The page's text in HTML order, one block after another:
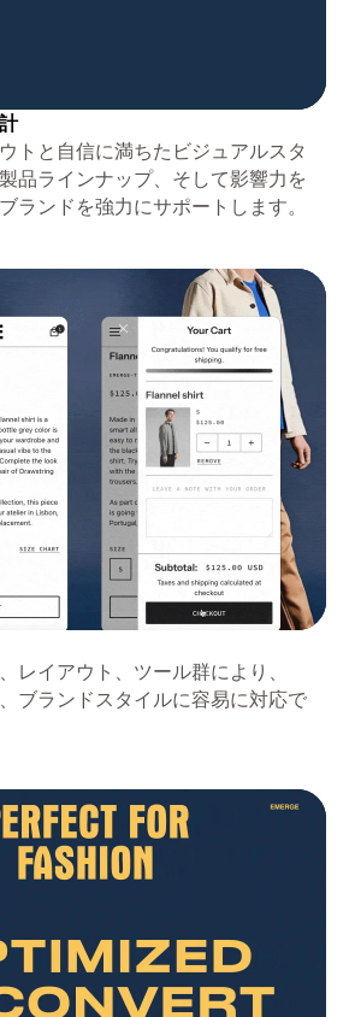
トと自信に満ちたビジュアルスタ
品ラインナップ、そして影響力を
ランドを強力にサポートします。
レイアウト、ツール群により、
ブランドスタイルに容易に対応で